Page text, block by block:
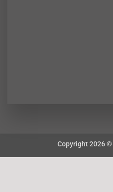
Copyright 2026 ©